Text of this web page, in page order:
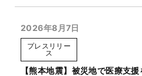
2026年8月7日
プレスリリー
ス
【熊本地震】被災地で医療支